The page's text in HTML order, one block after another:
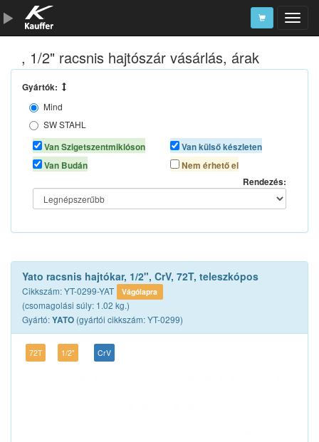
Szerszámkatalógus
Kosár
Alkatrészek
, 1/2" racsnis hajtószár vásárlás, árak
Gyártók:
Mind
SW STAHL
YATO
Van Szigetszentmiklóson
Van Budán
Van külső készleten
Nem érhető el
Rendezés:
Yato racsnis hajtókar, 1/2", CrV, 72T, teleszkópos
Cikkszám: YT-0299-YAT Vágólapra
(csomagolási súly: 1.02 kg.)
Gyártó:YATO (gyártói cikkszám: YT-0299)
72T 1/2" CrV